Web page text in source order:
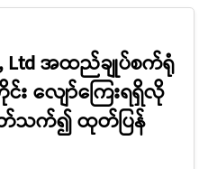
Ltd အထည်ချုပ်စက်ရုံ
လျော်ကြေးရရှိလို
တ်သက်၍ ထုတ်ပြန်